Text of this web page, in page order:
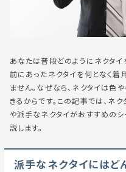
あなたは普段どのようにネクタ
前にあったネクタイを何となく着
ません。なぜなら、ネクタイは色
きるからです。この記事では、ネ
や派手なネクタイがおすすめのシ
説します。
派手なネクタイにはど